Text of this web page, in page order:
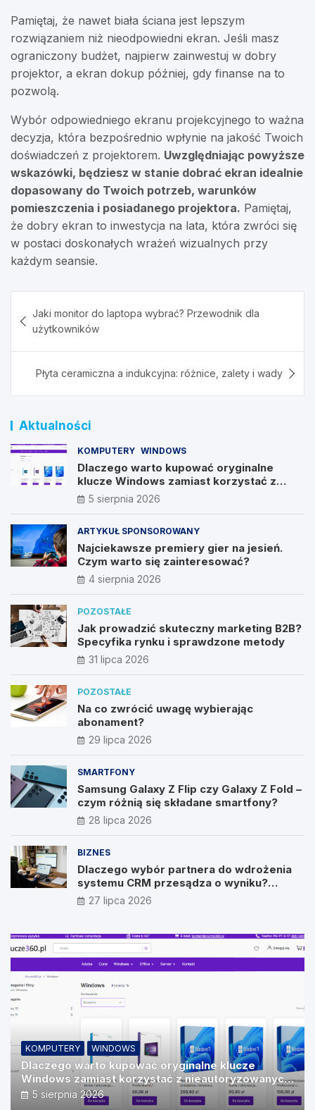
Pamiętaj, że nawet biała ściana jest lepszym
rozwiązaniem niż nieodpowiedni ekran. Jeśli masz
ograniczony budżet, najpierw zainwestuj w dobry
projektor, a ekran dokup później, gdy finanse na to
pozwolą.
Wybór odpowiedniego ekranu projekcyjnego to ważna
decyzja, która bezpośrednio wpłynie na jakość Twoich
doświadczeń z projektorem. Uwzględniając powyższe
wskazówki, będziesz w stanie dobrać ekran idealnie
dopasowany do Twoich potrzeb, warunków
pomieszczenia i posiadanego projektora. Pamiętaj,
że dobry ekran to inwestycja na lata, która zwróci się
w postaci doskonałych wrażeń wizualnych przy
każdym seansie.
wpisu
Jaki monitor do laptopa wybrać? Przewodnik dla
użytkowników
Płyta ceramiczna a indukcyjna: różnice, zalety i wady
Aktualności
KOMPUTERY WINDOWS
Dlaczego warto kupować oryginalne
klucze Windows zamiast korzystać z
nieautoryzowanych źródeł?
5 sierpnia 2026
ARTYKUŁ SPONSOROWANY
Najciekawsze premiery gier na jesień.
Czym warto się zainteresować?
4 sierpnia 2026
POZOSTAŁE
Jak prowadzić skuteczny marketing B2B?
Specyfika rynku i sprawdzone metody
31 lipca 2026
POZOSTAŁE
Na co zwrócić uwagę wybierając
abonament?
29 lipca 2026
SMARTFONY
Samsung Galaxy Z Flip czy Galaxy Z Fold –
czym różnią się składane smartfony?
28 lipca 2026
BIZNES
Dlaczego wybór partnera do wdrożenia
systemu CRM przesądza o wyniku?
Wywiad z Pawłem Prymakowskim, CEO IT
Vision
27 lipca 2026
KOMPUTERY WINDOWS
Dlaczego warto kupować oryginalne klucze
Windows zamiast korzystać z nieautoryzowanych
źródeł?
5 sierpnia 2026